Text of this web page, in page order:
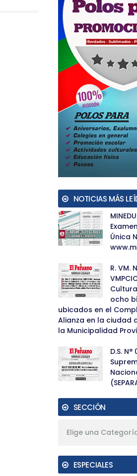
NOTICIAS MÁS
Única
R. VM.
ocho
ubicados en el
Alianza en la ciudad
la Municipalidad
D.S.
SECCIÓN
Elige una
ESPECIALES